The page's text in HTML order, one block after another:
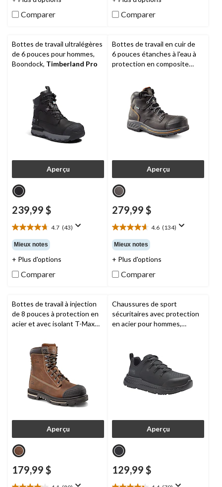
Comparer Comparer
Bottes de travail ultralégères
de 6 pouces pour hommes,
Boondock, Timberland Pro
Aperçu
239,99 $
4.7 (43)
4.7
étoile(s)
sur
5.
43
évaluations
Mieux notes
+ Plus d'options
Comparer
Bottes de travail en cuir de
6 pouces étanches à l'eau à
protection en composite
Aperçu
279,99 $
4.6 (134)
4.6
étoile(s)
sur
5.
134
évaluations
Mieux notes
+ Plus d'options
Comparer
Bottes de travail à injection
de 8 pouces à protection en
acier et avec isolant T-Max
Workpro Series
Aperçu
179,99 $
Chaussures de sport
sécuritaires avec protection
en acier pour hommes,
Aperçu
129,99 $